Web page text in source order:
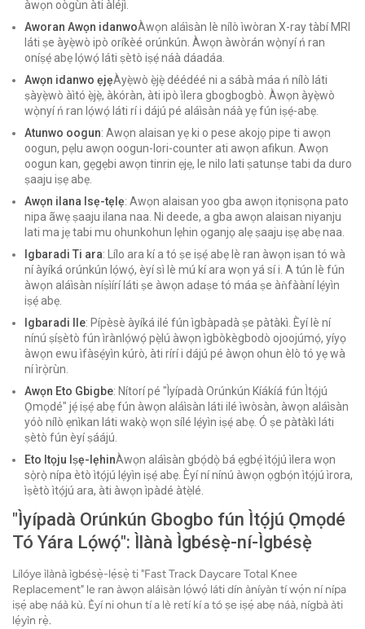
àwọn oògùn àti àléjì.
Aworan Awọn idanwoÀwọn aláìsàn lè nílò ìwòran X-ray tàbí MRI
láti ṣe àyẹ̀wò ipò oríkèé orúnkún. Àwọn àwòrán wọ̀nyí ń ran
oníṣẹ́ abẹ lọ́wọ́ láti ṣètò iṣẹ́ náà dáadáa.
Awọn idanwo ẹjẹÀyẹ̀wò ẹ̀jẹ̀ déédéé ni a sábà máa ń nílò láti
ṣàyẹ̀wò àìtó ẹ̀jẹ̀, àkóràn, àti ipò ìlera gbogbogbò. Àwọn àyẹ̀wò
wọ̀nyí ń ran lọ́wọ́ láti rí i dájú pé aláìsàn náà yẹ fún iṣẹ́-abẹ.
Atunwo oogun: Awọn alaisan yẹ ki o pese akojọ pipe ti awọn
oogun, pẹlu awọn oogun-lori-counter ati awọn afikun. Awọn
oogun kan, gẹgẹbi awọn tinrin ẹjẹ, le nilo lati ṣatunṣe tabi da duro
ṣaaju iṣẹ abẹ.
Awọn ilana Isẹ-tẹlẹ: Awọn alaisan yoo gba awọn itọnisọna pato
nipa ãwẹ ṣaaju ilana naa. Ni deede, a gba awọn alaisan niyanju
lati ma jẹ tabi mu ohunkohun lẹhin ọganjọ alẹ ṣaaju iṣẹ abẹ naa.
Igbaradi Ti ara: Lílo ara kí a tó ṣe iṣẹ́ abẹ lè ran àwọn iṣan tó wà
ní àyíká orúnkún lọ́wọ́, èyí sì lè mú kí ara wọn yá sí i. A tún lè fún
àwọn aláìsàn níṣìírí láti ṣe àwọn adaṣe tó máa ṣe àǹfààní lẹ́yìn
iṣẹ́ abẹ.
Igbaradi Ile: Pípèsè àyíká ilé fún ìgbàpadà ṣe pàtàkì. Èyí lè ní
nínú ṣíṣètò fún ìrànlọ́wọ́ pẹ̀lú àwọn ìgbòkègbodò ojoojúmọ́, yíyọ
àwọn ewu ìfàsẹ́yìn kúrò, àti rírí i dájú pé àwọn ohun èlò tó yẹ wà
ní ìrọ̀rùn.
Awọn Eto Gbigbe: Nítorí pé "Ìyípadà Orúnkún Kíákíá fún Ìtọ́jú
Ọmọdé" jẹ́ iṣẹ́ abẹ fún àwọn aláìsàn láti ilé ìwòsàn, àwọn aláìsàn
yóò nílò ẹnìkan láti wakọ̀ wọn sílé lẹ́yìn iṣẹ́ abẹ. Ó ṣe pàtàkì láti
ṣètò fún èyí ṣáájú.
Eto Itọju Iṣẹ-lẹhinÀwọn aláìsàn gbọ́dọ̀ bá ẹgbẹ́ ìtọ́jú ìlera wọn
sọ̀rọ̀ nípa ètò ìtọ́jú lẹ́yìn iṣẹ́ abẹ. Èyí ní nínú àwọn ọgbọ́n ìtọ́jú ìrora,
ìṣètò ìtọ́jú ara, àti àwọn ìpàdé àtẹ̀lé.
"Ìyípadà Orúnkún Gbogbo fún Ìtọ́jú Ọmọdé
Tó Yára Lọ́wọ́": Ìlànà Ìgbésẹ̀-ní-Ìgbésẹ̀
Lílóye ìlànà ìgbésẹ̀-lẹ́sẹ̀ ti "Fast Track Daycare Total Knee
Replacement" le ran àwọn aláìsàn lọ́wọ́ láti dín àníyàn tí wọ́n ní nípa
iṣẹ́ abẹ náà kù. Èyí ni ohun tí a lè retí kí a tó ṣe iṣẹ́ abẹ náà, nígbà àti
lẹ́yìn rẹ̀.